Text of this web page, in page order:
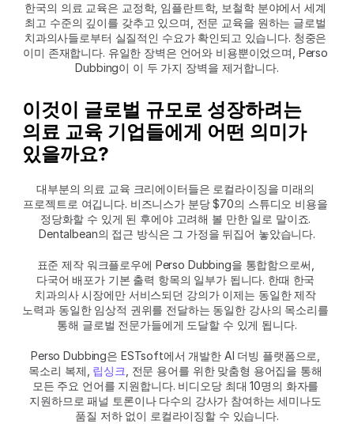
한국의 의료 교육은 교정학, 임플란트학, 보철학 분야에서 세계
최고 수준의 깊이를 갖추고 있으며, 전문 교육을 원하는 글로벌
치과의사들로부터 실질적인 수요가 확인되고 있습니다. 청중은
이미 존재합니다. 유일한 장벽은 언어와 비용뿐이었으며, Perso
Dubbing이 이 두 가지 장벽을 제거합니다.
이것이 글로벌 규모로 성장하려는
의료 교육 기업들에게 어떤 의미가
있을까요?
대부분의 의료 교육 크리에이터들은 로컬라이징을 미래의
프로젝트로 여깁니다. 비즈니스가 분당 $70의 스튜디오 비용을
정당화할 수 있게 된 후에야 고려해 볼 만한 일로 말이죠.
Dentalbean의 접근 방식은 그 가정을 뒤집어 놓았습니다.
표준 제작 워크플로우에 Perso Dubbing을 통합함으로써,
다국어 배포가 기본 출력 항목의 일부가 됩니다. 한때 한국
치과의사 시장에만 서비스되던 강의가 이제는 동일한 제작
노력과 동일한 임상적 권위를 전달하는 동일한 강사의 목소리를
통해 글로벌 전문가들에게 도달할 수 있게 됩니다.
Perso Dubbing은 ESTsoft에서 개발한 AI 더빙 플랫폼으로,
목소리 복제, 립싱크
, 전문 용어를 위한 맞춤형 용어집을 통해
모든 주요 언어를 지원합니다. 비디오당 최대 10명의 화자를
지원하므로 패널 토론이나 다수의 강사가 참여하는 세미나도
품질 저하 없이 로컬라이징할 수 있습니다.